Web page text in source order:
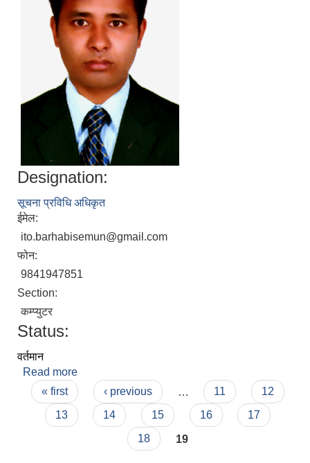
Designation:
सूचना प्रविधि अधिकृत
ईमेल:
ito.barhabisemun@gmail.com
फोन:
9841947851
Section:
कम्प्युटर
Status:
वर्तमान
Read more
Pages
« first ‹ previous 11
12
13
14 15 16
17
18
19